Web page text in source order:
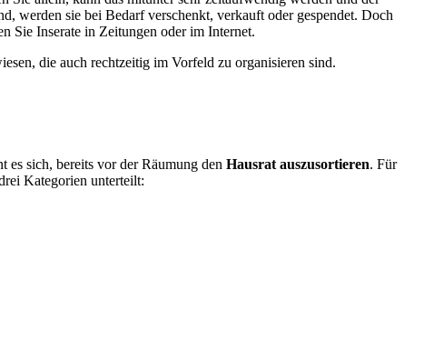
werden sie bei Bedarf verschenkt, verkauft oder gespendet. Doch
Sie Inserate in Zeitungen oder im Internet.
die auch rechtzeitig im Vorfeld zu organisieren sind.
es sich, bereits vor der Räumung den Hausrat auszusortieren. Für
Kategorien unterteilt: